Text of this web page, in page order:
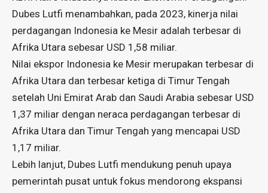
Dubes Lutfi menambahkan, pada 2023, kinerja nilai
perdagangan Indonesia ke Mesir adalah terbesar di
Afrika Utara sebesar USD 1,58 miliar.
Nilai ekspor Indonesia ke Mesir merupakan terbesar di
Afrika Utara dan terbesar ketiga di Timur Tengah
setelah Uni Emirat Arab dan Saudi Arabia sebesar USD
1,37 miliar dengan neraca perdagangan terbesar di
Afrika Utara dan Timur Tengah yang mencapai USD
1,17 miliar.
Lebih lanjut, Dubes Lutfi mendukung penuh upaya
pemerintah pusat untuk fokus mendorong ekspansi